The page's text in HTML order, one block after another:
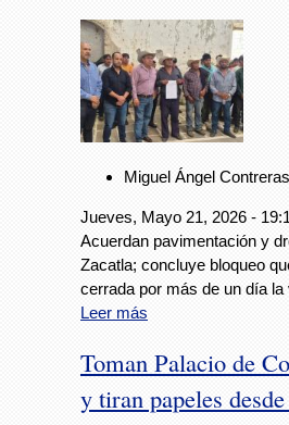
Miguel Ángel
Jueves, Mayo 21, 2026 -
Acuerdan pavimentación y
Zacatla; concluye bloqueo
cerrada por más de un día la
Leer más
Toman Palacio de
y tiran papeles